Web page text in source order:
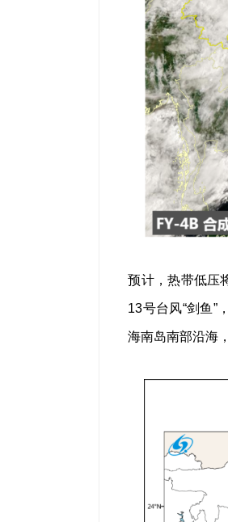
预计，热带低压
13号台风“剑鱼”
海南岛南部沿海